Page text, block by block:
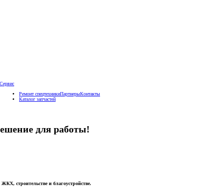
Сервис
Ремонт спецтехники
Каталог запчастей
ПартнерыКонтакты
для работы!
строительстве и благоустройстве.